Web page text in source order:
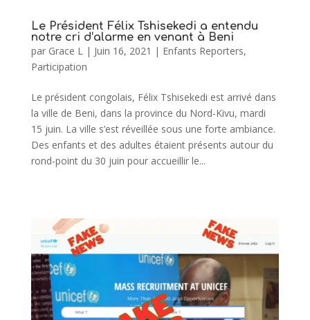
Le Président Félix Tshisekedi a entendu
notre cri d’alarme en venant à Beni
par Grace L| Juin 16, 2021 | Enfants Reporters,
Participation
Le président congolais, Félix Tshisekedi est arrivé dans
la ville de Beni, dans la province du Nord-Kivu, mardi
15 juin. La ville s’est réveillée sous une forte ambiance.
Des enfants et des adultes étaient présents autour du
rond-point du 30 juin pour accueillir le...